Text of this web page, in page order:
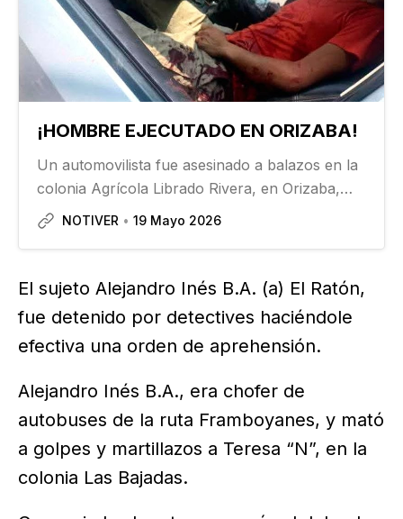
¡HOMBRE EJECUTADO EN ORIZABA!
Un automovilista fue asesinado a balazos en la
colonia Agrícola Librado Rivera, en Orizaba,
una mujer que acompañaba a la víctima resultó
acercaron a un automóvil…
NOTIVER 19 Mayo 2026
El sujeto Alejandro Inés B.A. (a) El Ratón,
fue detenido por detectives haciéndole
efectiva una orden de aprehensión.
Alejandro Inés B.A., era chofer de
autobuses de la ruta Framboyanes, y mató
a golpes y martillazos a Teresa “N”, en la
colonia Las Bajadas.